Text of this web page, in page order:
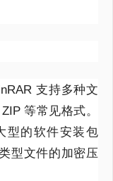
支持多种文
ZIP等常见格式。
型的软件安装包
型文件的加密压